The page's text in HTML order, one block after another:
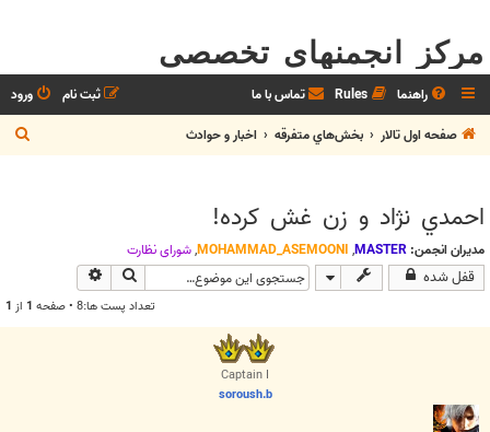
مرکز انجمنهای تخصصی
راهنما Rules تماس با ما ورود
ثبت نام
صفحه اول تالار
بخش‌‌هاي متفرقه اخبار و حوادث
س
احمدي نژاد و زن غش كرده!
مدیران انجمن: MASTER
,
MOHAMMAD_ASEMOONI
,شوراي نظارت
قفل شده جستجو
تعداد پست ها:8 • صفحه 1 از 1
Captain I
soroush.b